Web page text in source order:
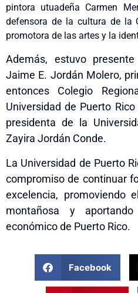
pintora utuadeña Carmen
defensora de la cultura de la
promotora de las artes y la
Además, estuvo
Jaime E. Jordán Molero,
entonces Colegio
Universidad de Puerto
presidenta de la
Zayira Jordán Conde.
La Universidad de Puerto
compromiso de continuar
excelencia, promoviendo
montañosa y
económico de Puerto Rico.
Facebook